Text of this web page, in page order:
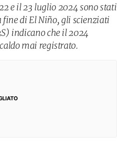
e il 23 luglio 2024 sono stati
di El Niño, gli scienziati
indicano che il 2024
mai registrato.